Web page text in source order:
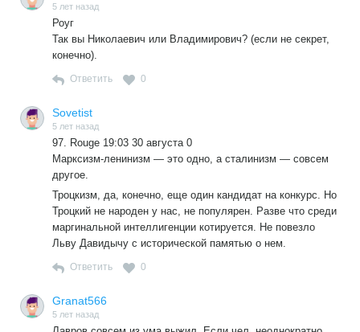
5 лет назад
Роуг
Так вы Николаевич или Владимирович? (если не секрет,
конечно).
Ответить 0
Sovetist
5 лет назад
97. Rouge 19:03 30 августа 0
Марксизм-ленинизм — это одно, а сталинизм — совсем
другое.
Троцкизм, да, конечно, еще один кандидат на конкурс. Но
Троцкий не народен у нас, не популярен. Разве что среди
маргинальной интеллигенции котируется. Не повезло
Льву Давидычу с исторической памятью о нем.
Ответить 0
Granat566
5 лет назад